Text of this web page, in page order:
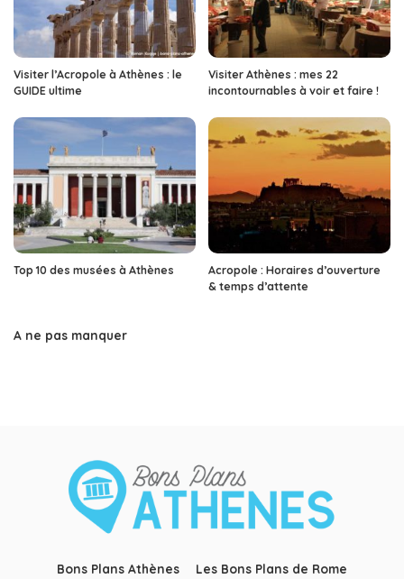
Visiter l’Acropole à Athènes : le
GUIDE ultime
Visiter Athènes : mes 22
incontournables à voir et faire !
Top 10 des musées à Athènes
Acropole : Horaires d’ouverture
& temps d’attente
A ne pas manquer
Bons Plans Athènes Les Bons Plans de Rome